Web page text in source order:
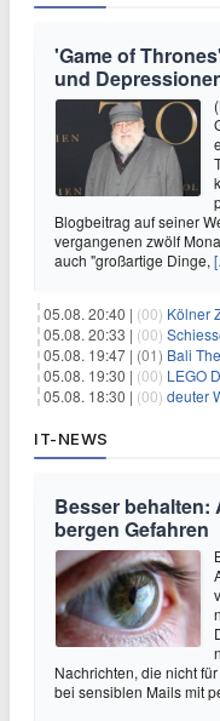
'Game of
und
Blogbeitrag auf seiner
vergangenen zwölf
auch "großartige Dinge,
05.08. 20:40 | (00) Kölner Zoo
05.08. 20:33 | (00)
05.08. 19:47 | (01) Bali Therme
05.08. 19:30 | (00) LEGO
05.08. 18:30 | (00) deuter
IT-NEWS
Besser behalten:
bergen Gefahren
Nachrichten, die nicht
bei sensiblen Mails mit